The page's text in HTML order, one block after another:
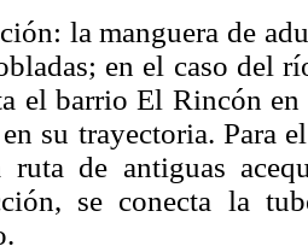
la manguera de
en el caso del
el barrio El Rincón en
en su trayectoria. Para
ruta de antiguas
se conecta la